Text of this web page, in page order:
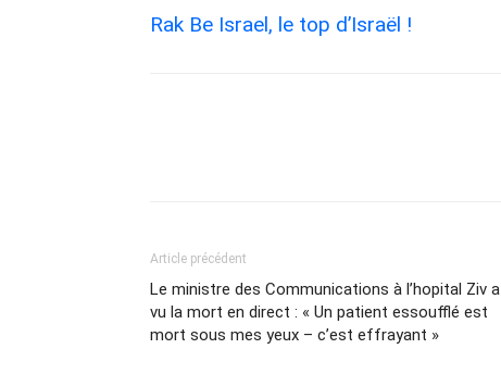
Rak Be Israel, le top d’Israël !
Article précédent
Le ministre des Communications à l’hopital Ziv a
vu la mort en direct : « Un patient essoufflé est
mort sous mes yeux – c’est effrayant »